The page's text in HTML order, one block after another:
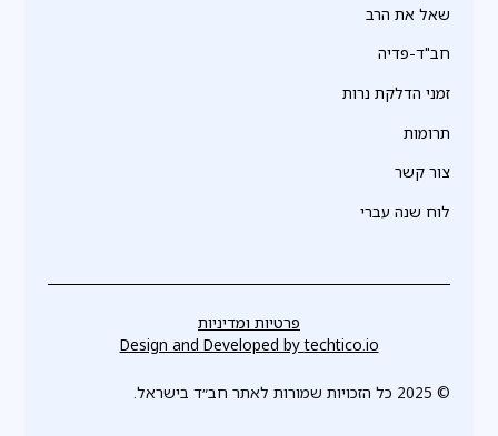
שאל את הרב
חב"ד-פדיה
זמני הדלקת נרות
תרומות
צור קשר
לוח שנה עברי
© 2025 כל הזכויות שמורות לאתר חב״ד בישראל.
פרטיות ומדיניות
Design and Developed bytechtico.io